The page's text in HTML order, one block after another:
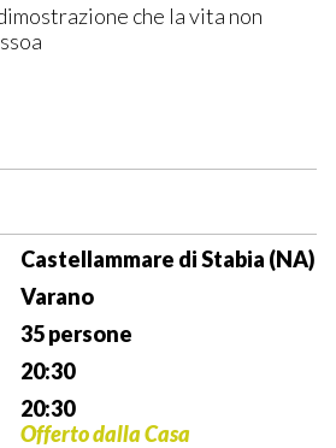
che la vita non
Castellammare di Stabia (NA)
Varano
35 persone
20:30
20:30
Offerto dalla Casa